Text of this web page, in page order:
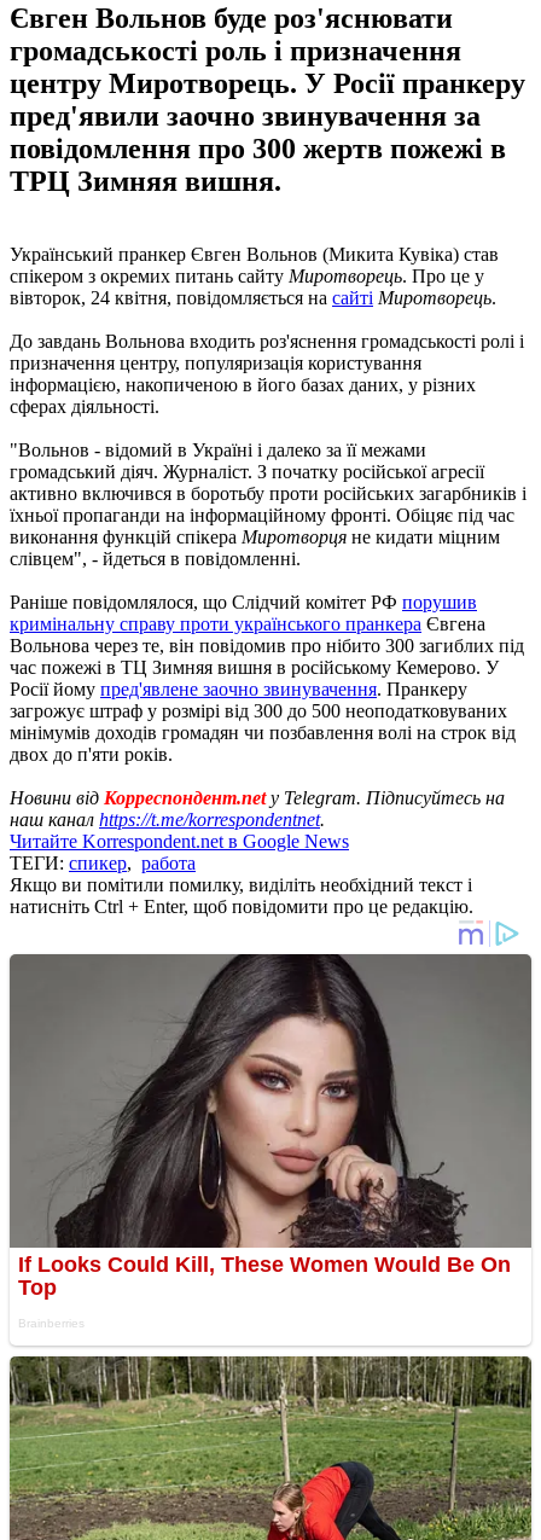
Євген Вольнов буде роз'яснювати
громадськості роль і призначення
центру Миротворець. У Росії пранкеру
пред'явили заочно звинувачення за
повідомлення про 300 жертв пожежі в
ТРЦ Зимняя вишня.
Український пранкер Євген Вольнов (Микита Кувіка) став
спікером з окремих питань сайту Миротворець. Про це у
вівторок, 24 квітня, повідомляється на сайті Миротворець.
До завдань Вольнова входить роз'яснення громадськості ролі і
призначення центру, популяризація користування
інформацією, накопиченою в його базах даних, у різних
сферах діяльності.
"Вольнов - відомий в Україні і далеко за її межами
громадський діяч. Журналіст. З початку російської агресії
активно включився в боротьбу проти російських загарбників і
їхньої пропаганди на інформаційному фронті. Обіцяє під час
виконання функцій спікера Миротворця не кидати міцним
слівцем", - йдеться в повідомленні.
Раніше повідомлялося, що Слідчий комітет РФ порушив
кримінальну справу проти українського пранкера Євгена
Вольнова через те, він повідомив про нібито 300 загиблих під
час пожежі в ТЦ Зимняя вишня в російському Кемерово. У
Росії йому пред'явлене заочно звинувачення. Пранкеру
загрожує штраф у розмірі від 300 до 500 неоподатковуваних
мінімумів доходів громадян чи позбавлення волі на строк від
двох до п'яти років.
Новини від Корреспондент.netу Telegram. Підписуйтесь на
наш канал https://t.me/korrespondentnet.
Читайте Korrespondent.net в Google News
ТЕГИ: спикер, работа
Якщо ви помітили помилку, виділіть необхідний текст і
натисніть Ctrl + Enter, щоб повідомити про це редакцію.